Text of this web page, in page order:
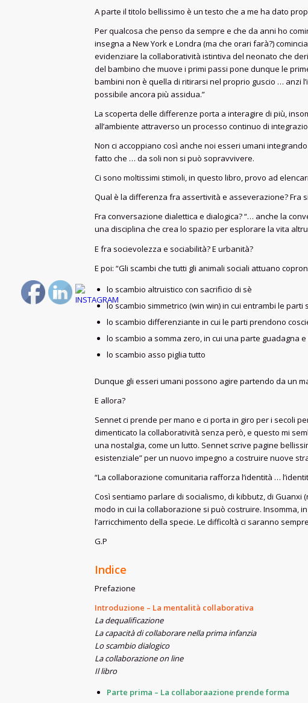
A parte il titolo bellissimo è un testo che a me ha dato
Per qualcosa che penso da sempre e che da anni ho
insegna a New York e Londra (ma che orari farà?)
evidenziare la collaboratività istintiva del neonato che
del bambino che muove i primi passi pone dunque le
bambini non è quella di ritirarsi nel proprio guscio … anzi
possibile ancora più assidua.”
La scoperta delle differenze porta a interagire di più,
all’ambiente attraverso un processo continuo di
Non ci accoppiano così anche noi esseri umani
fatto che … da soli non si può sopravvivere.
Ci sono moltissimi stimoli, in questo libro, provo ad
Qual è la differenza fra assertività e asseverazione? Fra
Fra conversazione dialettica e dialogica? “… anche la
una disciplina che crea lo spazio per esplorare la vita
E fra socievolezza e sociabilità? E urbanità?
E poi: “Gli scambi che tutti gli animali sociali attuano
lo scambio altruistico con sacrificio di sè
lo scambio simmetrico (win win) in cui entrambi le parti
lo scambio differenziante in cui le parti prendono
lo scambio a somma zero, in cui una parte guadagna e
lo scambio asso piglia tutto
Dunque gli esseri umani possono agire partendo da un
E allora?
Sennet ci prende per mano e ci porta in giro per i secoli
dimenticato la collaboratività senza però, e questo mi
una nostalgia, come un lutto. Sennet scrive pagine
esistenziale” per un nuovo impegno a costruire nuove
“La collaborazione comunitaria rafforza l’identità …
Così sentiamo parlare di socialismo, di kibbutz, di
modo in cui la collaborazione si può costruire. Insomma,
l’arricchimento della specie. Le difficoltà ci saranno
G.P
Indice
Prefazione
Introduzione – La mentalità collaborativa
La dequalificazione
La capacità di collaborare nella prima infanzia
Lo scambio dialogico
La collaborazione on line
Il libro
Parte prima – La collaboraazione prende forma